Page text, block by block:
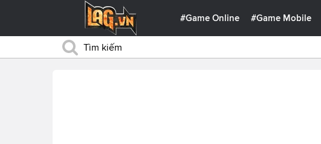
#Game Online #Game Mobile